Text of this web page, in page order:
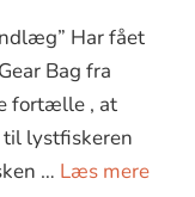
Har fået
Bag fra
fortælle , at
lystfiskeren
… Læs mere